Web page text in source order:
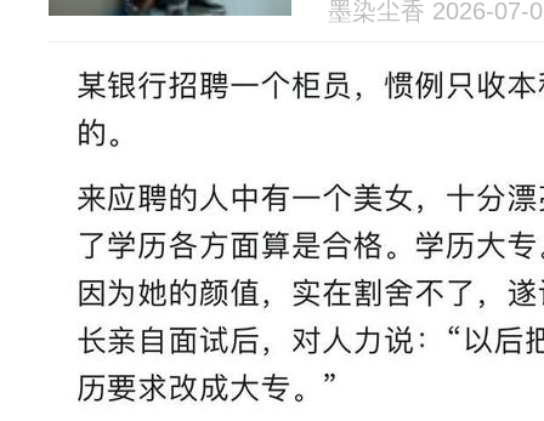
墨染尘香 2026-07-